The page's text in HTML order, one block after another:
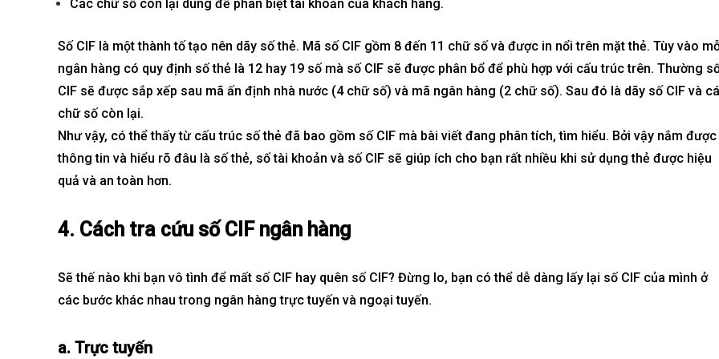
Các chữ số còn lại dùng để phân biệt tài khoản của khách hàng.
Số CIF là một thành tố tạo nên dãy số thẻ. Mã số CIF gồm 8 đến 11 chữ số và được in nổi trên mặt thẻ. Tùy vào
ngân hàng có quy định số thẻ là 12 hay 19 số mà số CIF sẽ được phân bổ để phù hợp với cấu trúc trên. Thường
CIF sẽ được sắp xếp sau mã ấn định nhà nước (4 chữ số) và mã ngân hàng (2 chữ số). Sau đó là dãy số CIF và
chữ số còn lại.
Như vậy, có thể thấy từ cấu trúc số thẻ đã bao gồm số CIF mà bài viết đang phân tích, tìm hiểu. Bởi vậy nắm được
thông tin và hiểu rõ đâu là số thẻ, số tài khoản và số CIF sẽ giúp ích cho bạn rất nhiều khi sử dụng thẻ được hiệu
quả và an toàn hơn.
4. Cách tra cứu số CIF ngân hàng
Sẽ thế nào khi bạn vô tình để mất số CIF hay quên số CIF? Đừng lo, bạn có thể dễ dàng lấy lại số CIF của mình ở
các bước khác nhau trong ngân hàng trực tuyến và ngoại tuyến.
a. Trực tuyến